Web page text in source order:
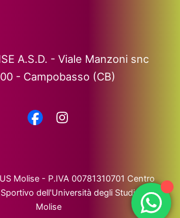
A.S.D. - Viale Manzoni snc
- Campobasso (CB)
Molise - P.IVA 00781310701 Centro
dell'Università degli Studi del
Molise